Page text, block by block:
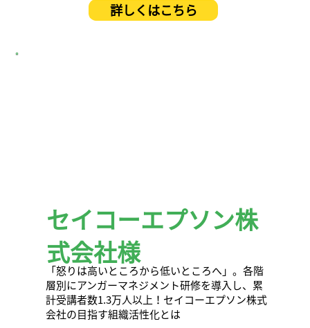
詳しくはこちら
セイコーエプソン株
式会社様
「怒りは高いところから低いところへ」。各階
層別にアンガーマネジメント研修を導入し、累
計受講者数1.3万人以上！セイコーエプソン株式
会社の目指す組織活性化とは